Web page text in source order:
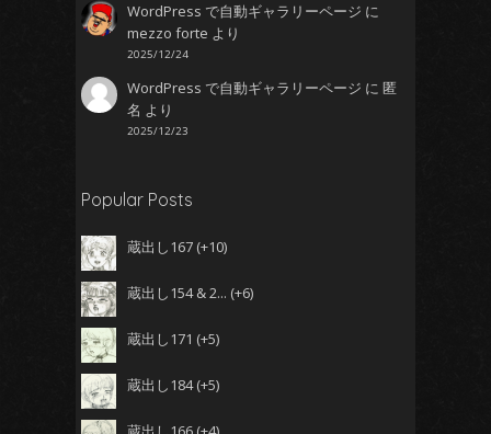
WordPress で自動ギャラリーページ に
mezzo forte より
2025/12/24
WordPress で自動ギャラリーページ に匿
名 より
2025/12/23
Popular Posts
蔵出し167 +10
蔵出し154 & 2... +6
蔵出し171 +5
蔵出し184 +5